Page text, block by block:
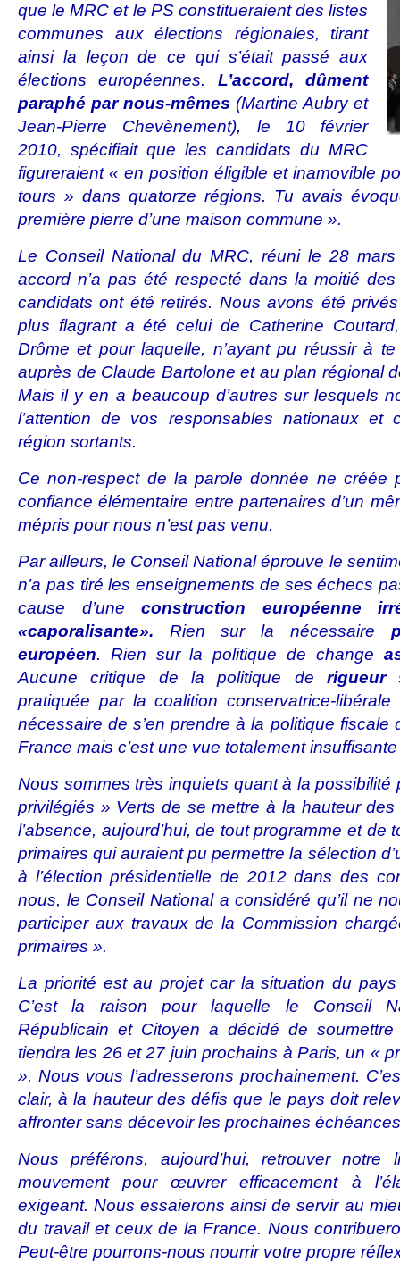
que le MRC et le PS constitueraient des listes
communes aux élections régionales, tirant
ainsi la leçon de ce qui s’était passé aux
élections européennes. L’accord, dûment
paraphé par nous-mêmes (Martine Aubry et
Jean-Pierre Chevènement), le 10 février
2010, spécifiait que les candidats du MRC
figureraient « en position éligible et inamovible
tours » dans quatorze régions. Tu avais
première pierre d’une maison commune ».
Le Conseil National du MRC, réuni le 28
accord n’a pas été respecté dans la moitié
candidats ont été retirés. Nous avons été
plus flagrant a été celui de Catherine
Drôme et pour laquelle, n’ayant pu réussir à te
auprès de Claude Bartolone et au plan régional
Mais il y en a beaucoup d’autres sur lesquels
l’attention de vos responsables nationaux et
région sortants.
Ce non-respect de la parole donnée ne créée
confiance élémentaire entre partenaires d’un
mépris pour nous n’est pas venu.
Par ailleurs, le Conseil National éprouve le
n’a pas tiré les enseignements de ses échecs
cause d’une construction européenne
«caporalisante». Rien sur la nécessaire
européen. Rien sur la politique de change
Aucune critique de la politique de rigueur
pratiquée par la coalition conservatrice-
nécessaire de s’en prendre à la politique fiscale
France mais c’est une vue totalement
Nous sommes très inquiets quant à la possibilité
privilégiés » Verts de se mettre à la hauteur
l’absence, aujourd’hui, de tout programme et de
primaires qui auraient pu permettre la sélection
à l’élection présidentielle de 2012 dans des
nous, le Conseil National a considéré qu’il ne
participer aux travaux de la Commission
primaires ».
La priorité est au projet car la situation du
C’est la raison pour laquelle le Conseil
Républicain et Citoyen a décidé de
tiendra les 26 et 27 juin prochains à Paris, un «
». Nous vous l’adresserons prochainement.
clair, à la hauteur des défis que le pays doit
affronter sans décevoir les prochaines
Nous préférons, aujourd’hui, retrouver
mouvement pour œuvrer efficacement à
exigeant. Nous essaierons ainsi de servir au
du travail et ceux de la France. Nous
Peut-être pourrons-nous nourrir votre propre